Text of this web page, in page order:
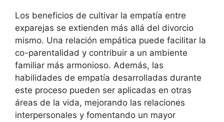
Los beneficios de cultivar la empatía entre
exparejas se extienden más allá del divorcio
mismo. Una relación empática puede facilitar la
co-parentalidad y contribuir a un ambiente
familiar más armonioso. Además, las
habilidades de empatía desarrolladas durante
este proceso pueden ser aplicadas en otras
áreas de la vida, mejorando las relaciones
interpersonales y fomentando un mayor